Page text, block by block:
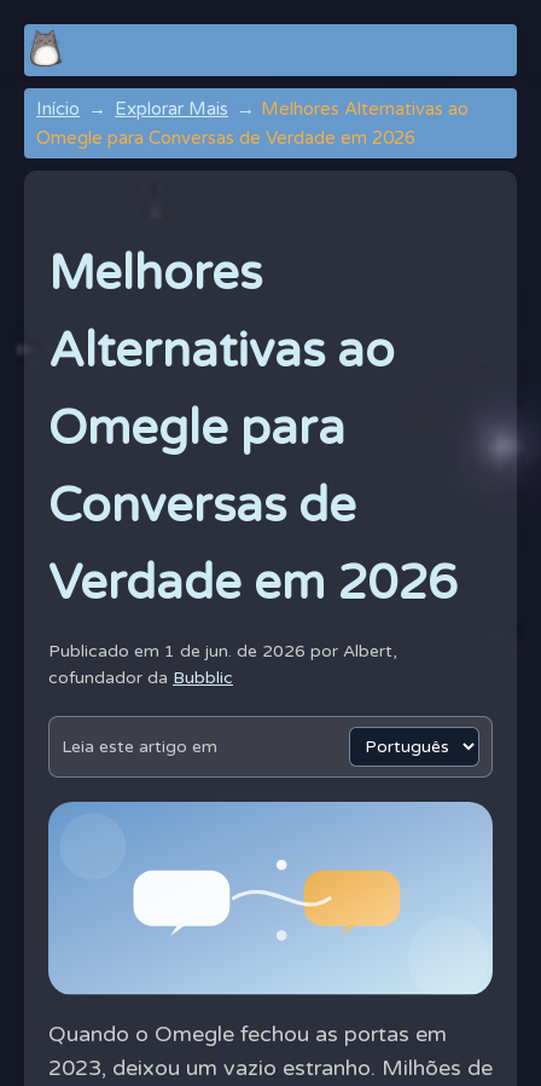
Início Explorar Mais
Melhores Alternativas ao
Omegle para Conversas de Verdade em 2026
Melhores
Alternativas ao
Omegle para
Conversas de
Verdade em 2026
Publicado em 1 de jun. de 2026 por Albert,
cofundador da Bubblic
Leia este artigo em
Quando o Omegle fechou as portas em
2023, deixou um vazio estranho. Milhões de